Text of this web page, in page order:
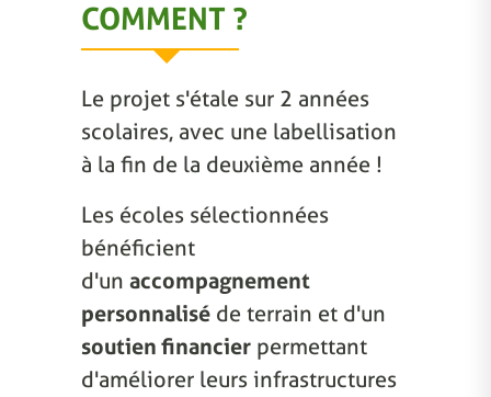
COMMENT ?
Le projet s'étale sur 2 années
scolaires, avec une labellisation
à la fin de la deuxième année !
Les écoles sélectionnées
bénéficient
d'un accompagnement
personnalisé de terrain et d'un
soutien financier permettant
d'améliorer leurs infrastructures